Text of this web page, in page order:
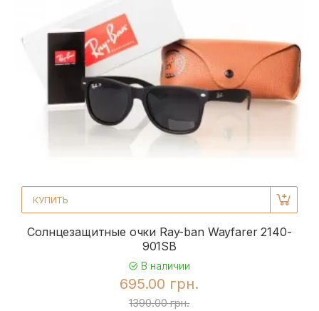
КУПИТЬ
Солнцезащитные очки Ray-ban Wayfarer 2140-
901SB
В наличии
695.00 грн.
1390.00 грн.